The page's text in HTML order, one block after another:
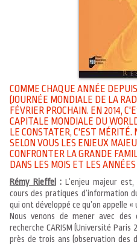
COMME CHAQUE ANNÉE
(JOURNÉE MONDIALE DE LA
FÉVRIER PROCHAIN. EN 2014,
CAPITALE MONDIALE DU
LE CONSTATER, C'EST MÉRITÉ.
SELON VOUS LES ENJEUX
CONFRONTER LA GRANDE
DANS LES MOIS ET LES
Rémy Rieffel :L’enjeu majeur
cours des pratiques d’information
qui ont développé ce qu’on appelle
Nous venons de mener avec
recherche CARISM (Université
près de trois ans (observation des